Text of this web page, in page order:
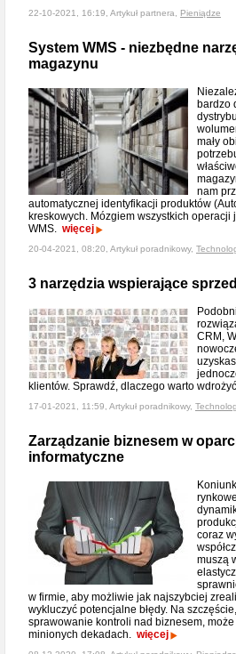
22-10-2021, 16:19, Artykuł partnera, Pieniądze
System WMS - niezbędne
magazynu
bardzo
mały
nam
automatycznej identyfikacji produktów
kreskowych. Mózgiem wszystkich operacji
WMS. więcej
20-04-2021, 08:20, Artykuł poradnikowy,
3 narzędzia wspierające
CRM,
klientów. Sprawdź, dlaczego warto
17-01-2021, 11:59, Artykuł poradnikowy,
Zarządzanie biznesem w
informatyczne
coraz
muszą
w firmie, aby możliwie jak najszybciej
wykluczyć potencjalne błędy. Na
sprawowanie kontroli nad biznesem,
minionych dekadach. więcej